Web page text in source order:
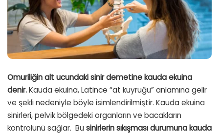
Omuriliğin alt ucundaki sinir demetine kauda ekuina
denir.Kauda ekuina, Latince “at kuyruğu” anlamına gelir
ve şekli nedeniyle böyle isimlendirilmiştir. Kauda ekuina
sinirleri, pelvik bölgedeki organların ve bacakların
kontrolünü sağlar. Bu sinirlerin sıkışması durumuna kauda